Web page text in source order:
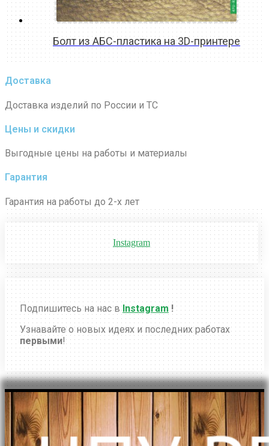
Болт из АБС-пластика на 3D-принтере
READ MORE
Доставка
Доставка изделий по России и ТС
Цены и скидки
Выгодные цены на работы и материалы
Гарантия
Гарантия на работы до 2-х лет
Instagram
Подпишитесь на нас вInstagram !
Узнавайте о новых идеях и последних работах
первыми!